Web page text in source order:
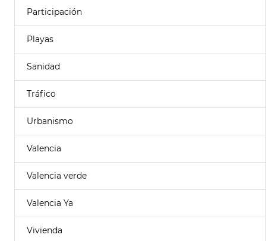
Participación
Playas
Sanidad
Tráfico
Urbanismo
Valencia
Valencia verde
Valencia Ya
Vivienda